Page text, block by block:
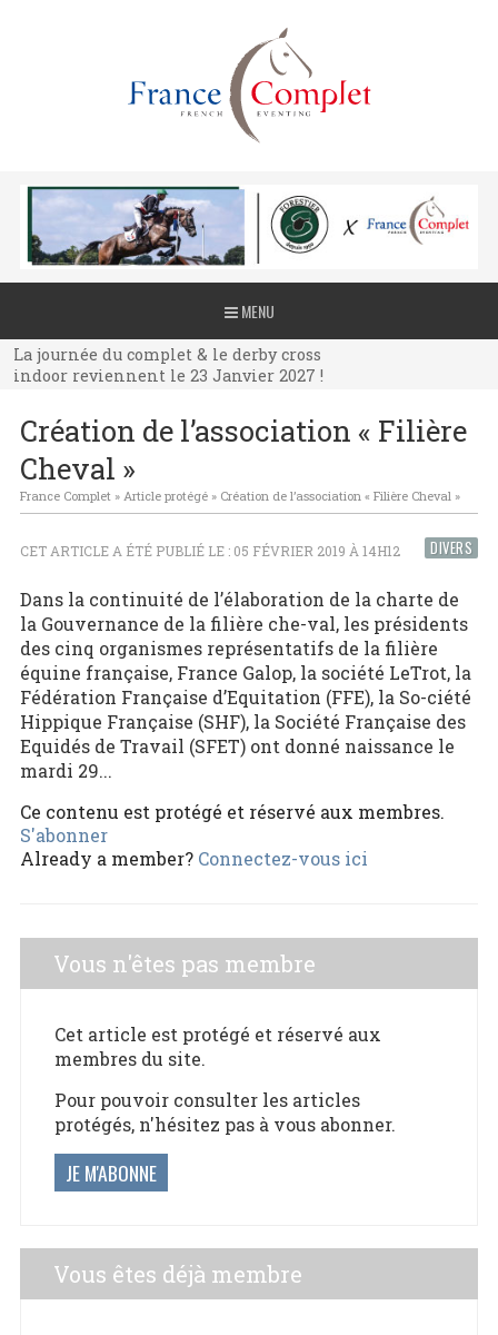
MENU
La journée du complet & le derby cross
indoor reviennent le 23 Janvier 2027 !
La journée du complet & le derby cross
indoor reviennent le 23 Janvier 2027 !
indoor reviennent le 23 Janvier 2027 !
Création de l’association « Filière
Cheval »
France Complet» Article protégé» Création de l’association « Filière Cheval »
DIVERS
CET ARTICLE A ÉTÉ PUBLIÉ LE : 05 FÉVRIER 2019 À 14H12
Dans la continuité de l’élaboration de la charte de
la Gouvernance de la filière che-val, les présidents
des cinq organismes représentatifs de la filière
équine française, France Galop, la société LeTrot, la
Fédération Française d’Equitation (FFE), la So-ciété
Hippique Française (SHF), la Société Française des
Equidés de Travail (SFET) ont donné naissance le
mardi 29...
Ce contenu est protégé et réservé aux membres.
S'abonner
Already a member? Connectez-vous ici
Vous n'êtes pas membre
Cet article est protégé et réservé aux
membres du site.
Pour pouvoir consulter les articles
protégés, n'hésitez pas à vous abonner.
JE M'ABONNE
Vous êtes déjà membre